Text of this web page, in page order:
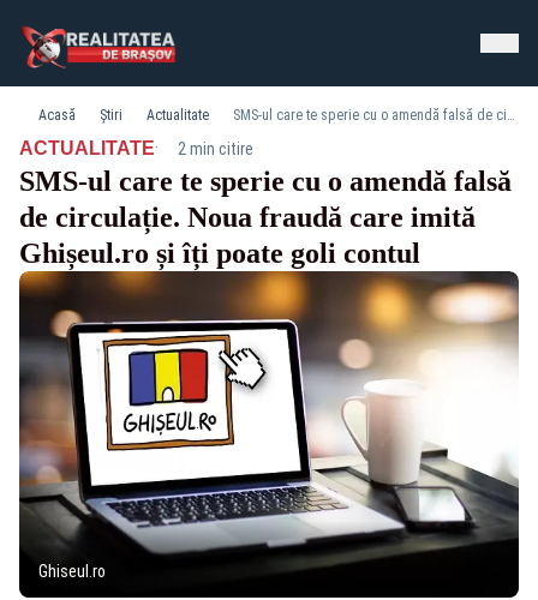
Acasă Știri Actualitate SMS-ul care te sperie cu o amendă falsă de circulație. Noua fraudă care imită Ghișeul.ro și îți poate goli contul
ACTUALITATE· 2 min citire
SMS-ul care te sperie cu o amendă falsă
de circulație. Noua fraudă care imită
Ghișeul.ro și îți poate goli contul
Ghiseul.ro